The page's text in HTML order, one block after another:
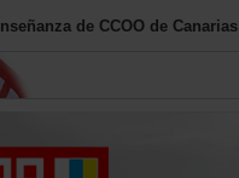
de CCOO de Canarias